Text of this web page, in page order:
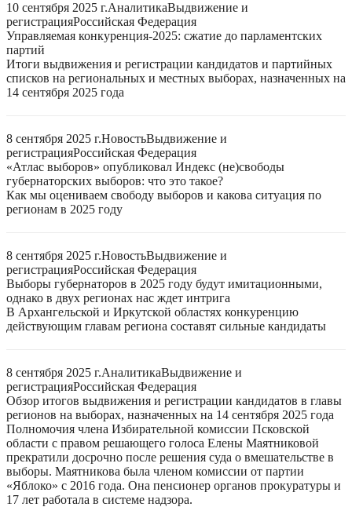
10 сентября 2025 г.АналитикаВыдвижение и
регистрацияРоссийская Федерация
Управляемая конкуренция-2025: сжатие до парламентских
партий
Итоги выдвижения и регистрации кандидатов и партийных
списков на региональных и местных выборах, назначенных на
14 сентября 2025 года
8 сентября 2025 г.НовостьВыдвижение и
регистрацияРоссийская Федерация
«Атлас выборов» опубликовал Индекс (не)свободы
губернаторских выборов: что это такое?
Как мы оцениваем свободу выборов и какова ситуация по
регионам в 2025 году
8 сентября 2025 г.НовостьВыдвижение и
регистрацияРоссийская Федерация
Выборы губернаторов в 2025 году будут имитационными,
однако в двух регионах нас ждет интрига
В Архангельской и Иркутской областях конкуренцию
действующим главам региона составят сильные кандидаты
8 сентября 2025 г.АналитикаВыдвижение и
регистрацияРоссийская Федерация
Обзор итогов выдвижения и регистрации кандидатов в главы
регионов на выборах, назначенных на 14 сентября 2025 года
Полномочия члена Избирательной комиссии Псковской
области с правом решающего голоса Елены Маятниковой
прекратили досрочно после решения суда о вмешательстве в
выборы. Маятникова была членом комиссии от партии
«Яблоко» с 2016 года. Она пенсионер органов прокуратуры и
17 лет работала в системе надзора.